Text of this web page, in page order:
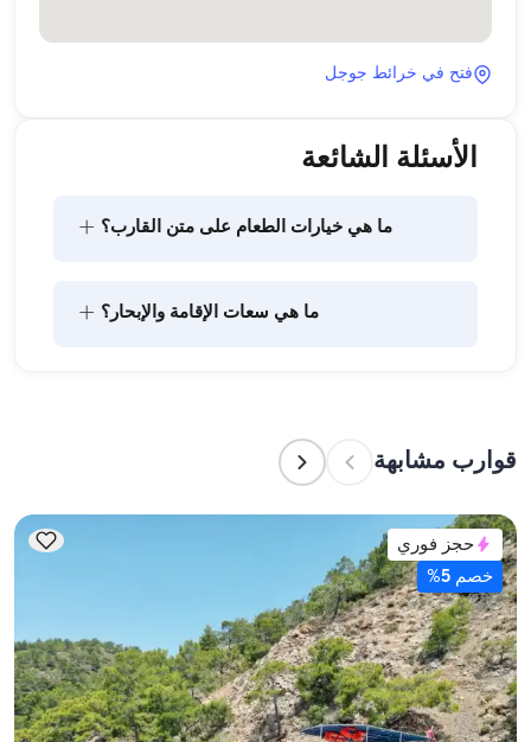
فتح في خرائط جوجل
الأسئلة الشائعة
ما هي خيارات الطعام على متن القارب؟ +
ما هي سعات الإقامة والإبحار؟ +
للإيجارات اليومية، فتنطبق سعة الإبحار.
قوارب مشابهة
حجز فوري
خصم 5%